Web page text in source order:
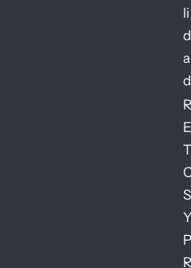
li
d
a
d
R
E
T
S
Y
P
R